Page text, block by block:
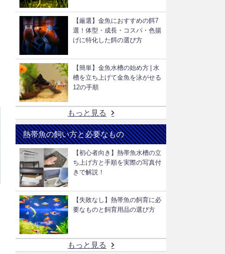
【厳選】金魚におすすめの餌7
選！体型・成長・コスパ・色揚
げに特化した餌の選び方
【簡単】金魚水槽の始め方 | 水
槽を立ち上げて金魚を泳がせる
12の手順
もっと見る
熱帯魚の飼い方と必要なもの
【初心者向き】熱帯魚水槽の立
ち上げ方と手順を実際の写真付
きで解説！
【失敗なし】熱帯魚の飼育に必
要なものと飼育用品の選び方
もっと見る